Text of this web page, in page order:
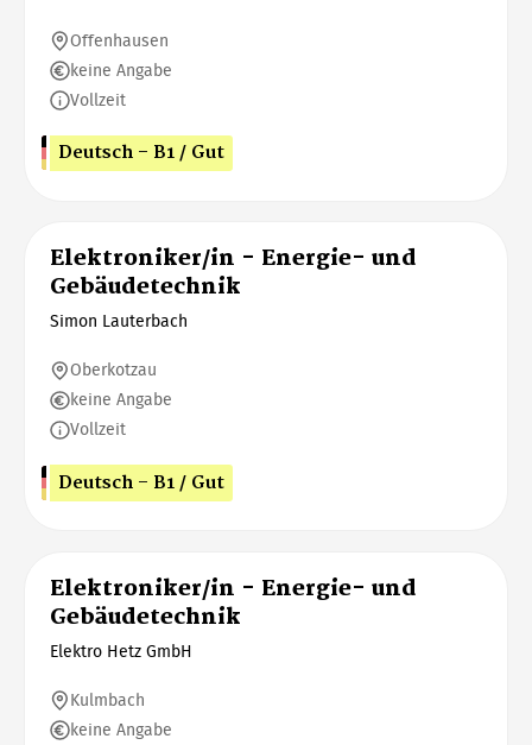
Offenhausen
keine Angabe
Vollzeit
Deutsch - B1 / Gut
Elektroniker/in - Energie- und
Gebäudetechnik
Simon Lauterbach
Oberkotzau
keine Angabe
Vollzeit
Deutsch - B1 / Gut
Elektroniker/in - Energie- und
Gebäudetechnik
Elektro Hetz GmbH
Kulmbach
keine Angabe